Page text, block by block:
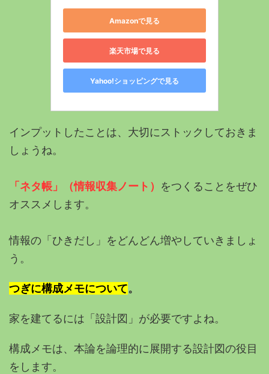
Amazonで見る
楽天市場で見る
Yahoo!ショッピングで見る
インプットしたことは、大切にストックしておきま
しょうね。
「ネタ帳」（情報収集ノート） をつくることをぜひ
オススメします。
情報の「ひきだし」をどんどん増やしていきましょ
う。
つぎに構成メモについて。
家を建てるには「設計図」が必要ですよね。
構成メモは、本論を論理的に展開する設計図の役目
をします。